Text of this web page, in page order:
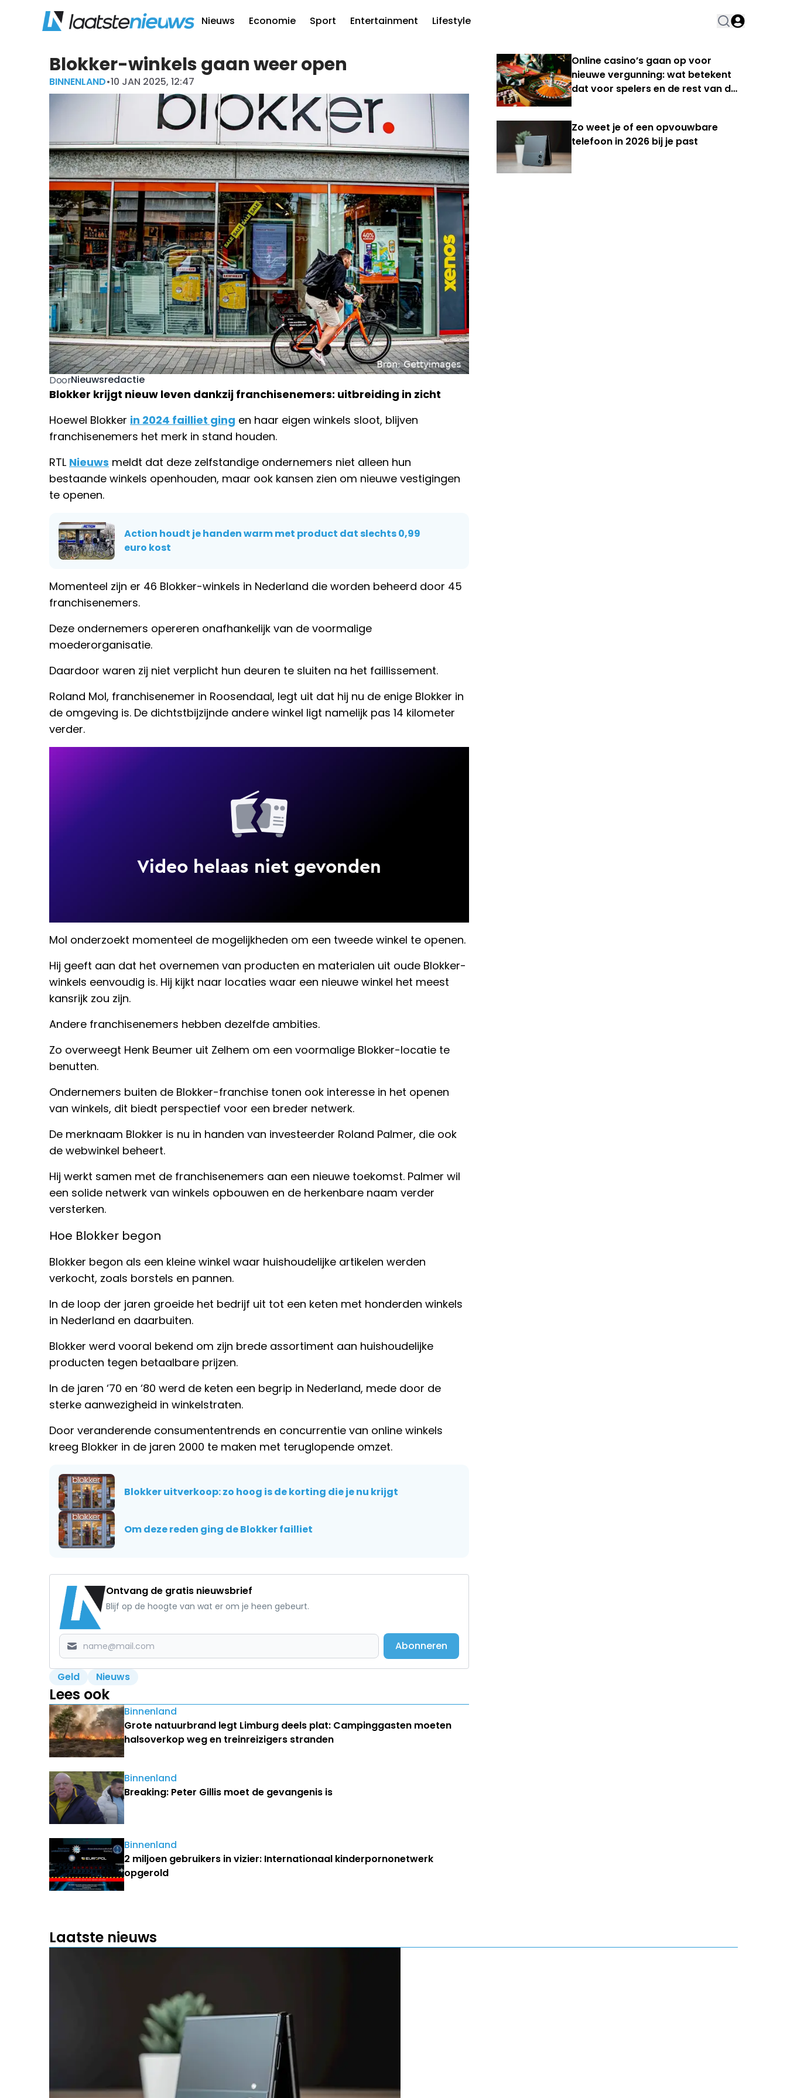
Nieuws Economie Sport Entertainment Lifestyle
Blokker-winkels gaan weer open
BINNENLAND•10 JAN 2025, 12:47
DoorNieuwsredactie
Blokker krijgt nieuw leven dankzij franchisenemers: uitbreiding in zicht
Hoewel Blokker in 2024 failliet ging en haar eigen winkels sloot, blijven
franchisenemers het merk in stand houden.
RTL Nieuws meldt dat deze zelfstandige ondernemers niet alleen hun
bestaande winkels openhouden, maar ook kansen zien om nieuwe vestigingen
te openen.
Action houdt je handen warm met product dat slechts 0,99
euro kost
Momenteel zijn er 46 Blokker-winkels in Nederland die worden beheerd door 45
franchisenemers.
Deze ondernemers opereren onafhankelijk van de voormalige
moederorganisatie.
Daardoor waren zij niet verplicht hun deuren te sluiten na het faillissement.
Roland Mol, franchisenemer in Roosendaal, legt uit dat hij nu de enige Blokker in
de omgeving is. De dichtstbijzijnde andere winkel ligt namelijk pas 14 kilometer
verder.
Mol onderzoekt momenteel de mogelijkheden om een tweede winkel te openen.
Hij geeft aan dat het overnemen van producten en materialen uit oude Blokker-
winkels eenvoudig is. Hij kijkt naar locaties waar een nieuwe winkel het meest
kansrijk zou zijn.
Andere franchisenemers hebben dezelfde ambities.
Zo overweegt Henk Beumer uit Zelhem om een voormalige Blokker-locatie te
benutten.
Ondernemers buiten de Blokker-franchise tonen ook interesse in het openen
van winkels, dit biedt perspectief voor een breder netwerk.
De merknaam Blokker is nu in handen van investeerder Roland Palmer, die ook
de webwinkel beheert.
Hij werkt samen met de franchisenemers aan een nieuwe toekomst. Palmer wil
een solide netwerk van winkels opbouwen en de herkenbare naam verder
versterken.
Hoe Blokker begon
Blokker begon als een kleine winkel waar huishoudelijke artikelen werden
verkocht, zoals borstels en pannen.
In de loop der jaren groeide het bedrijf uit tot een keten met honderden winkels
in Nederland en daarbuiten.
Blokker werd vooral bekend om zijn brede assortiment aan huishoudelijke
producten tegen betaalbare prijzen.
In de jaren ‘70 en ‘80 werd de keten een begrip in Nederland, mede door de
sterke aanwezigheid in winkelstraten.
Door veranderende consumententrends en concurrentie van online winkels
kreeg Blokker in de jaren 2000 te maken met teruglopende omzet.
Blokker uitverkoop: zo hoog is de korting die je nu krijgt
Om deze reden ging de Blokker failliet
Ontvang de gratis nieuwsbrief
Blijf op de hoogte van wat er om je heen gebeurt.
Abonneren
Geld Nieuws
Lees ook
Binnenland
Grote natuurbrand legt Limburg deels plat: Campinggasten moeten
halsoverkop weg en treinreizigers stranden
Binnenland
Breaking: Peter Gillis moet de gevangenis is
Binnenland
2 miljoen gebruikers in vizier: Internationaal kinderpornonetwerk
opgerold
Online casino’s gaan op voor
nieuwe vergunning: wat betekent
dat voor spelers en de rest van de
Zo weet je of een opvouwbare
telefoon in 2026 bij je past
Laatste nieuws